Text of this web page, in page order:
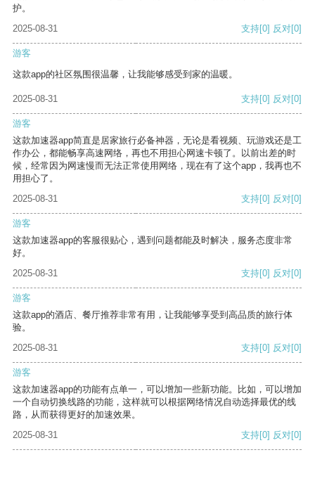
护。
2025-08-31
支持[0] 反对[0]
游客
这款app的社区氛围很温馨，让我能够感受到家的温暖。
2025-08-31 支持[0] 反对[0]
游客
这款加速器app简直是居家旅行必备神器，无论是看视频、玩游戏还是工
作办公，都能畅享高速网络，再也不用担心网速卡顿了。以前出差的时
候，经常因为网速慢而无法正常使用网络，现在有了这个app，我再也不
用担心了。
2025-08-31
支持[0] 反对[0]
游客
这款加速器app的客服很贴心，遇到问题都能及时解决，服务态度非常
好。
2025-08-31
支持[0] 反对[0]
游客
这款app的酒店、餐厅推荐非常有用，让我能够享受到高品质的旅行体
验。
2025-08-31
支持[0] 反对[0]
游客
这款加速器app的功能有点单一，可以增加一些新功能。比如，可以增加
一个自动切换线路的功能，这样就可以根据网络情况自动选择最优的线
路，从而获得更好的加速效果。
2025-08-31
支持[0] 反对[0]